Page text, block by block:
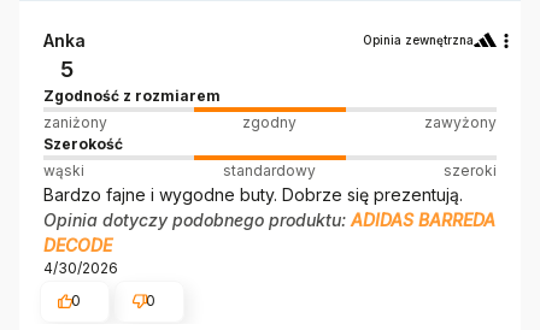
Anka Opinia zewnętrzna
5
Zgodność z rozmiarem
zaniżony
zgodny
zawyżony
Szerokość
wąski
standardowy szeroki
Bardzo fajne i wygodne buty. Dobrze się prezentują.
Opinia dotyczy podobnego produktu: ADIDAS BARREDA
DECODE
4/30/2026
0
0